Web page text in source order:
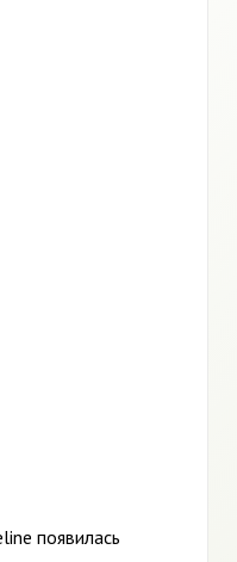
появилась